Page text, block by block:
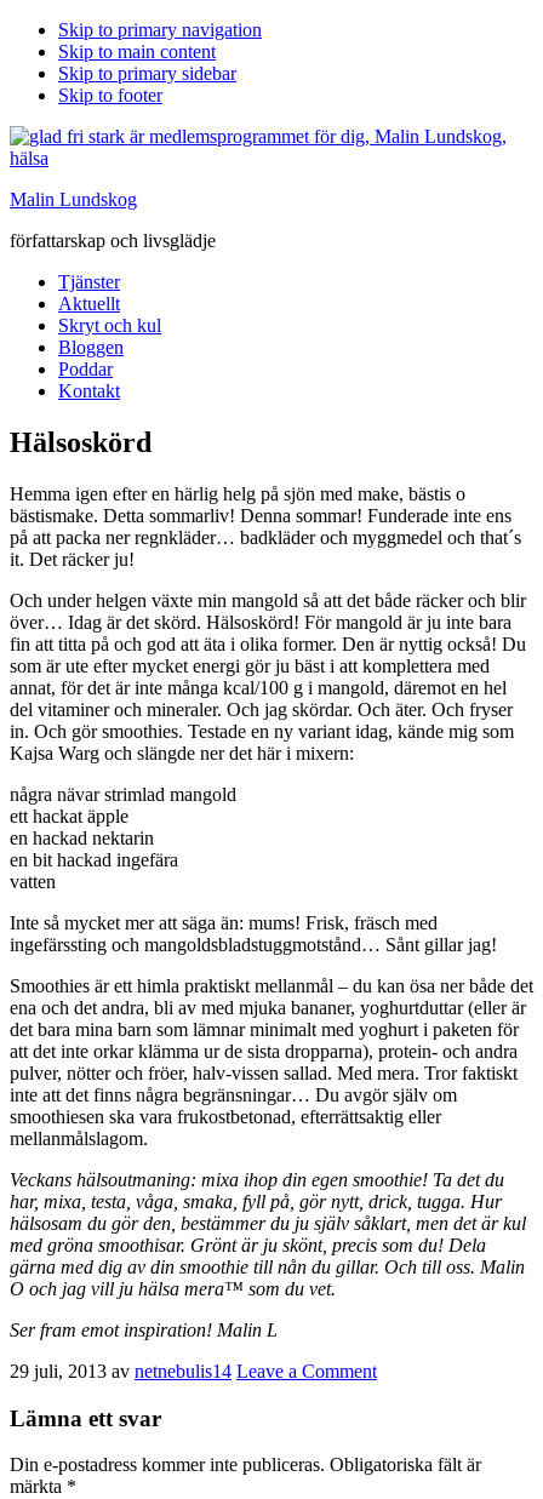
Skip to primary navigation
Skip to main content
Skip to primary sidebar
Skip to footer
Malin Lundskog
författarskap och livsglädje
Tjänster
Aktuellt
Skryt och kul
Bloggen
Poddar
Kontakt
Hälsoskörd
Hemma igen efter en härlig helg på sjön med make, bästis o
bästismake. Detta sommarliv! Denna sommar! Funderade inte ens
på att packa ner regnkläder… badkläder och myggmedel och that´s
it. Det räcker ju!
Och under helgen växte min mangold så att det både räcker och blir
över… Idag är det skörd. Hälsoskörd! För mangold är ju inte bara
fin att titta på och god att äta i olika former. Den är nyttig också! Du
som är ute efter mycket energi gör ju bäst i att komplettera med
annat, för det är inte många kcal/100 g i mangold, däremot en hel
del vitaminer och mineraler. Och jag skördar. Och äter. Och fryser
in. Och gör smoothies. Testade en ny variant idag, kände mig som
Kajsa Warg och slängde ner det här i mixern:
några nävar strimlad mangold
ett hackat äpple
en hackad nektarin
en bit hackad ingefära
vatten
Inte så mycket mer att säga än: mums! Frisk, fräsch med
ingefärssting och mangoldsbladstuggmotstånd… Sånt gillar jag!
Smoothies är ett himla praktiskt mellanmål – du kan ösa ner både det
ena och det andra, bli av med mjuka bananer, yoghurtduttar (eller är
det bara mina barn som lämnar minimalt med yoghurt i paketen för
att det inte orkar klämma ur de sista dropparna), protein- och andra
pulver, nötter och fröer, halv-vissen sallad. Med mera. Tror faktiskt
inte att det finns några begränsningar… Du avgör själv om
smoothiesen ska vara frukostbetonad, efterrättsaktig eller
mellanmålslagom.
Veckans hälsoutmaning: mixa ihop din egen smoothie! Ta det du
har, mixa, testa, våga, smaka, fyll på, gör nytt, drick, tugga. Hur
hälsosam du gör den, bestämmer du ju själv såklart, men det är kul
med gröna smoothisar. Grönt är ju skönt, precis som du! Dela
gärna med dig av din smoothie till nån du gillar. Och till oss. Malin
O och jag vill ju hälsa mera™ som du vet.
Ser fram emot inspiration! Malin L
29 juli, 2013 av netnebulis14 Leave a Comment
Reader
Lämna ett svar
Din e-postadress kommer inte publiceras. Obligatoriska fält är
märkta *